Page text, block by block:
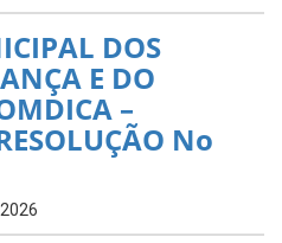
DOS
E DO
–
No